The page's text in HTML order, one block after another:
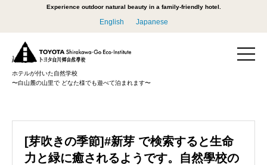
Experience outdoor natural beauty in a family-friendly hotel.
English Japanese
ホテルが付いた自然学校
〜白山麓の山里で どなた様でも遊べて泊まれます〜
[芽吹きの季節]#新芽 で検索すると生命
力と緑に癒されるようです。自然學校の